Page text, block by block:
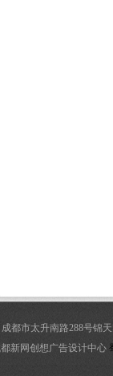
成都市太升南路288号
新网创想广告设计中心